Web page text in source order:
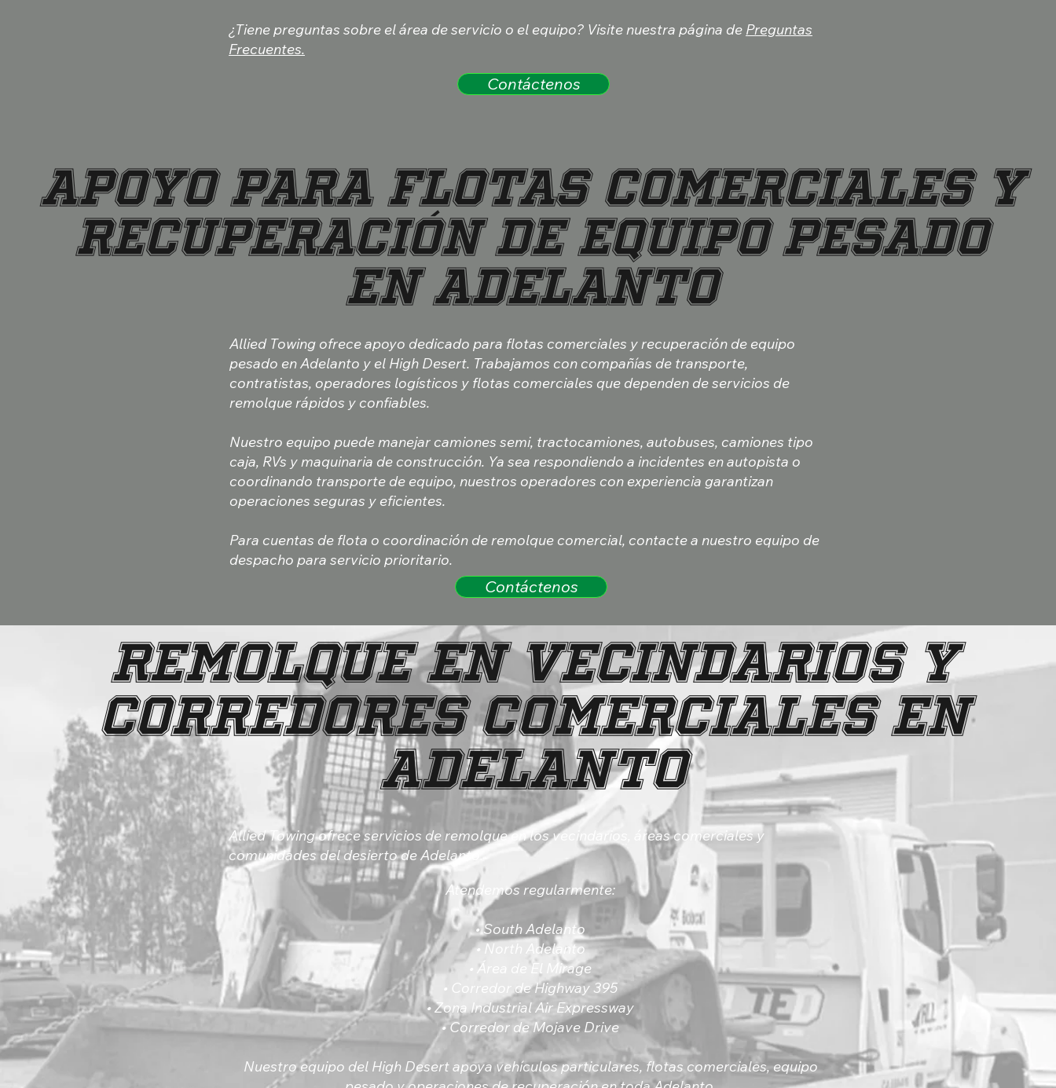
¿Tiene preguntas sobre el área de servicio o el equipo? Visite nuestra página de Preguntas
Frecuentes.
Contáctenos
APOYO PARA FLOTAS COMERCIALES Y
RECUPERACIÓN DE EQUIPO PESADO
EN ADELANTO
Allied Towing ofrece apoyo dedicado para flotas comerciales y recuperación de equipo
pesado en Adelanto y el High Desert. Trabajamos con compañías de transporte,
contratistas, operadores logísticos y flotas comerciales que dependen de servicios de
remolque rápidos y confiables.
Nuestro equipo puede manejar camiones semi, tractocamiones, autobuses, camiones tipo
caja, RVs y maquinaria de construcción. Ya sea respondiendo a incidentes en autopista o
coordinando transporte de equipo, nuestros operadores con experiencia garantizan
operaciones seguras y eficientes.
Para cuentas de flota o coordinación de remolque comercial, contacte a nuestro equipo de
despacho para servicio prioritario.
Contáctenos
REMOLQUE EN VECINDARIOS Y
CORREDORES COMERCIALES EN
ADELANTO
Allied Towing ofrece servicios de remolque en los vecindarios, áreas comerciales y
comunidades del desierto de Adelanto.
Atendemos regularmente:
• South Adelanto
• North Adelanto
• Área de El Mirage
• Corredor de Highway 395
• Zona Industrial Air Expressway
• Corredor de Mojave Drive
Nuestro equipo del High Desert apoya vehículos particulares, flotas comerciales, equipo